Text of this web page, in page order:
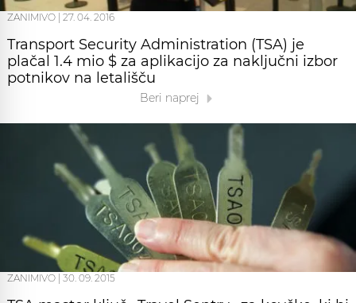
ZANIMIVO 27. 04. 2016
Transport Security Administration (TSA) je
plačal 1.4 mio $ za aplikacijo za naključni izbor
potnikov na letališču
Beri naprej
ZANIMIVO 30. 09. 2015